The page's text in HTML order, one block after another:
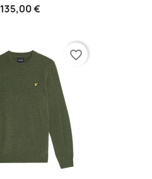
135,00 €
favorite_border